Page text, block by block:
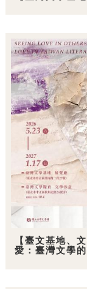
【臺文基地、
愛：臺灣文學